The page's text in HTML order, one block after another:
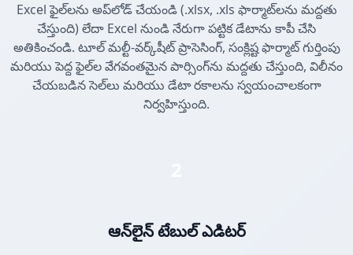
Excel ఫైల్‌లను అప్‌లోడ్ చేయండి (.xlsx, .xls ఫార్మాట్‌లను మద్దతు
చేస్తుంది) లేదా Excel నుండి నేరుగా పట్టిక డేటాను కాపీ చేసి
అతికించండి. టూల్ మల్టీ-వర్క్‌షీట్ ప్రాసెసింగ్, సంక్లిష్ట ఫార్మాట్ గుర్తింపు
మరియు పెద్ద ఫైల్‌ల వేగవంతమైన పార్సింగ్‌ను మద్దతు చేస్తుంది, విలీనం
చేయబడిన సెల్‌లు మరియు డేటా రకాలను స్వయంచాలకంగా
నిర్వహిస్తుంది.
ఆన్‌లైన్ టేబుల్ ఎడిటర్